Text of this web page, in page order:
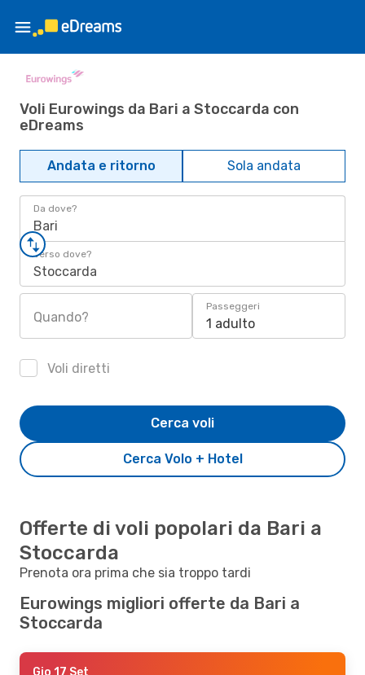
Voli Eurowings da Bari a Stoccarda con
eDreams
Andata e ritorno Sola andata
Da dove?
Bari
Verso dove?
Stoccarda
Quando?
Passeggeri
1 adulto
Voli diretti
Cerca Volo + Hotel
Cerca voli
Offerte di voli popolari da Bari a
Stoccarda
Prenota ora prima che sia troppo tardi
Eurowings migliori offerte da Bari a
Stoccarda
Gio 17 Set